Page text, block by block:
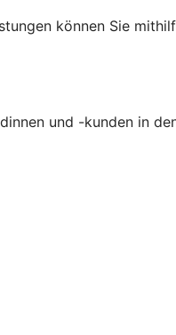
können Sie
und -kunden in